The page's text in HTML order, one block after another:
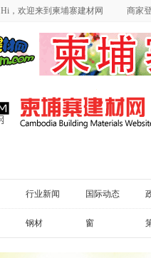
Hi，欢迎来到柬埔寨建材网 商家
行业新闻 国际动态
钢材 窗